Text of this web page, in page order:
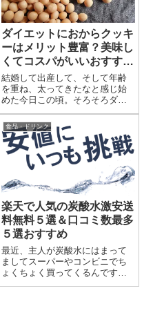
ダイエットにおからクッキ
ーはメリット豊富？美味し
くてコスパがいいおすすめ
は？
結婚して出産して、そして年齢
を重ね、太ってきたなと感じ始
めた今日この頃。そろそろダイ
エットをしようかとお考え中の
方に、おからクッキーでダイエ
ットに挑戦されてはいかがでし
ょうか。そこでダイエットにお
すすめのおからクッキーについ
て紹介していきた...
食品・ドリンク
楽天で人気の炭酸水激安送
料無料５選＆口コミ数最多
５選おすすめ
最近、主人が炭酸水にはまって
ましてスーパーやコンビニでち
ょくちょく買ってくるんですよ
ね・・・。スーパーで500mlの炭